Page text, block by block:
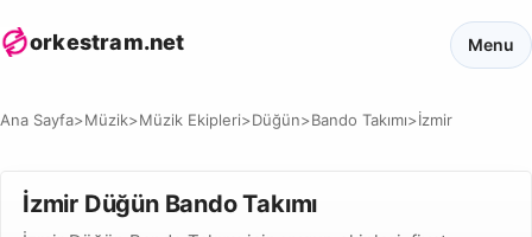
orkestram.net Menu
Ana Sayfa>Müzik>Müzik Ekipleri>Düğün>Bando Takımı>İzmir
İzmir Düğün Bando Takımı